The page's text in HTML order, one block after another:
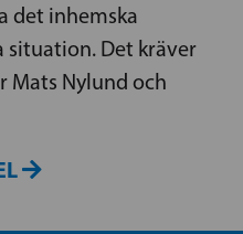
det inhemska
Det kräver
Mats Nylund och